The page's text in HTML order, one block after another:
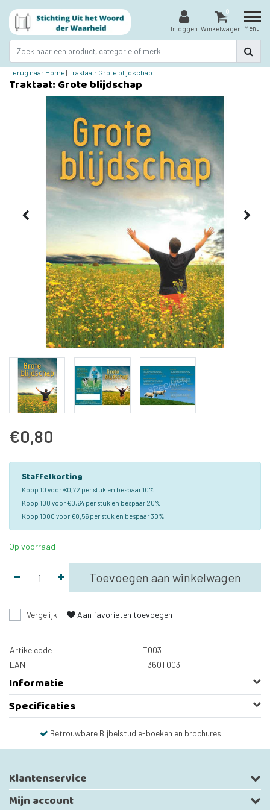
Inloggen
0
Winkelwagen Menu
Terug naar Home | Traktaat: Grote blijdschap
Traktaat: Grote blijdschap
€0,80
Staffelkorting
Koop 10 voor €0,72 per stuk en bespaar 10%
Koop 100 voor €0,64 per stuk en bespaar 20%
Koop 1000 voor €0,56 per stuk en bespaar 30%
Op voorraad
Toevoegen aan winkelwagen
Vergelijk Aan favorieten toevoegen
Artikelcode
T003
EAN
T360T003
Informatie
Specificaties
Betrouwbare Bijbelstudie-boeken en brochures
Klantenservice
Mijn account